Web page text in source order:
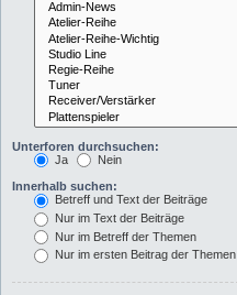
Unterforen durchsuchen:
Ja
Nein
Innerhalb suchen:
Betreff und Text der Beiträge
Nur im Text der Beiträge
Nur im Betreff der Themen
Nur im ersten Beitrag der Themen